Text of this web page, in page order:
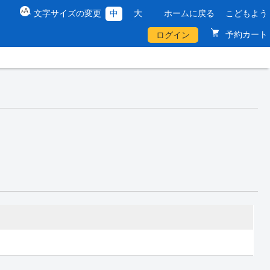
文字サイズの変更 中 大 ホームに戻る こどもよう
ログイン 予約カート